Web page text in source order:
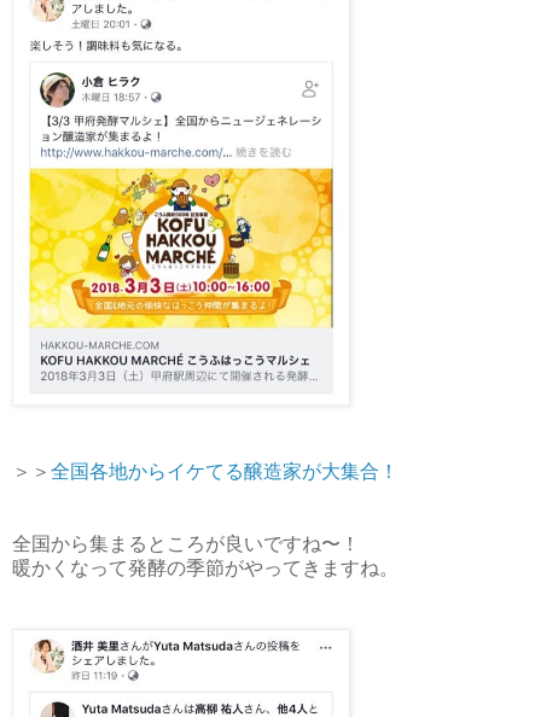
＞＞ 全国各地からイケてる醸造家が大集合！
全国から集まるところが良いですね〜！
暖かくなって発酵の季節がやってきますね。